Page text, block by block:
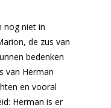
nog niet in
de zus van
bedenken
van Herman
en vooral
Herman is er